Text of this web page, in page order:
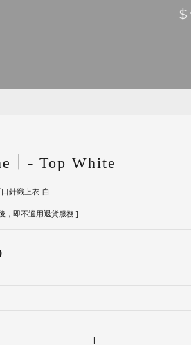
$
｜- Top White
針織上衣-白
，即不適用退貨服務 ]